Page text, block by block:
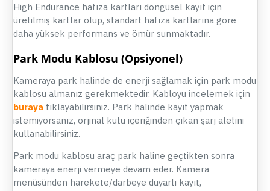
High Endurance hafıza kartları döngüsel kayıt için
üretilmiş kartlar olup, standart hafıza kartlarına göre
daha yüksek performans ve ömür sunmaktadır.
Park Modu Kablosu (Opsiyonel)
Kameraya park halinde de enerji sağlamak için park modu
kablosu almanız gerekmektedir. Kabloyu incelemek için
buraya tıklayabilirsiniz. Park halinde kayıt yapmak
istemiyorsanız, orjinal kutu içeriğinden çıkan şarj aletini
kullanabilirsiniz.
Park modu kablosu araç park haline geçtikten sonra
kameraya enerji vermeye devam eder. Kamera
menüsünden harekete/darbeye duyarlı kayıt,